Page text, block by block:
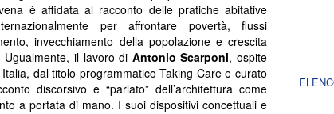
è affidata al racconto delle pratiche abitative
per affrontare povertà, flussi
invecchiamento della popolazione e crescita
Ugualmente, il lavoro di Antonio Scarponi, ospite
dal titolo programmatico Taking Care e curato
discorsivo e “parlato” dell’architettura come
a portata di mano. I suoi dispositivi concettuali e